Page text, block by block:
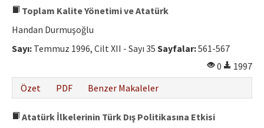
Toplam Kalite Yönetimi ve Atatürk
Handan Durmuşoğlu
Sayı: Temmuz 1996, Cilt XII - Sayı 35 Sayfalar:561-567
0
1997
Özet
PDF Benzer Makaleler
Atatürk İlkelerinin Türk Dış Politikasına Etkisi